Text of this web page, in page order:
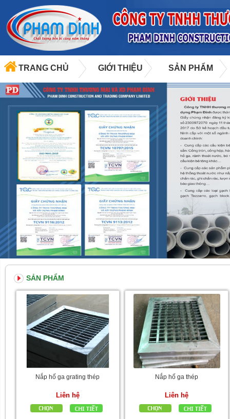
TRANG CHỦ GIỚI THIỆU SẢN PHẨM
SẢN PHẨM
Nắp hố ga grating thép
Liên hệ
Nắp hố ga thép
Liên hệ